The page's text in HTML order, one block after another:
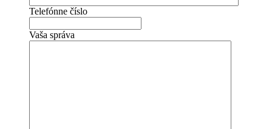
Telefónne číslo
Vaša správa